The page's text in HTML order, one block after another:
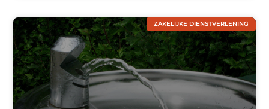
ZAKELIJKE DIENSTVERLENING